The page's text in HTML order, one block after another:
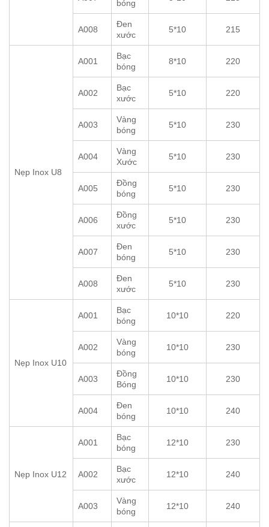
bóng
A008
Đen
xước
5*10 215
Nẹp Inox U8
A001
Bạc
bóng
8*10 220
A002
Bạc
xước
5*10 220
A003
Vàng
bóng
5*10 230
A004
Vàng
Xước
5*10 230
A005
Đồng
bóng
5*10 230
A006
Đồng
xước
5*10 230
A007
Đen
bóng
5*10 230
A008
Đen
xước
5*10 230
Nẹp Inox U10
A001
Bạc
bóng
10*10 220
A002
Vàng
bóng
10*10 230
A003
Đồng
Bóng
10*10 230
A004
Đen
bóng
10*10 240
Nẹp Inox U12
A001
Bạc
bóng
12*10 230
A002
Bạc
xước
12*10 240
A003
Vàng
bóng
12*10 240